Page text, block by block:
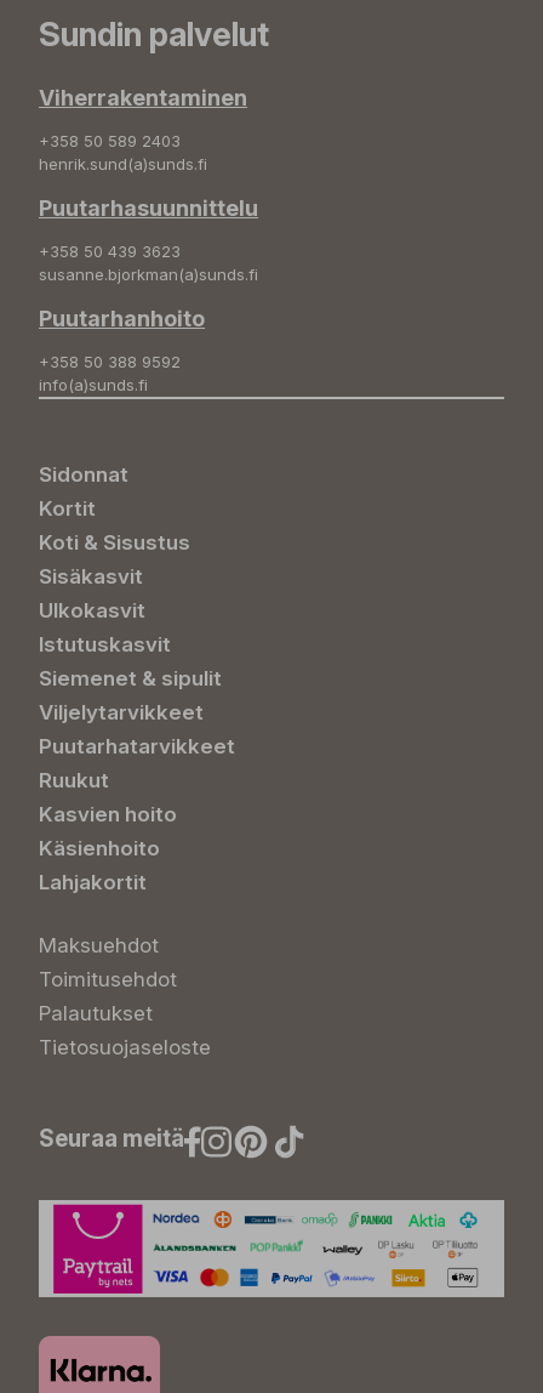
Sundin palvelut
Viherrakentaminen
+358 50 589 2403
henrik.sund(a)sunds.fi
Puutarhasuunnittelu
+358 50 439 3623
susanne.bjorkman(a)sunds.fi
Puutarhanhoito
+358 50 388 9592
info(a)sunds.fi
Sidonnat
Kortit
Koti & Sisustus
Sisäkasvit
Ulkokasvit
Istutuskasvit
Siemenet & sipulit
Viljelytarvikkeet
Puutarhatarvikkeet
Ruukut
Kasvien hoito
Käsienhoito
Lahjakortit
Maksuehdot
Toimitusehdot
Palautukset
Tietosuojaseloste
Seuraa meitä